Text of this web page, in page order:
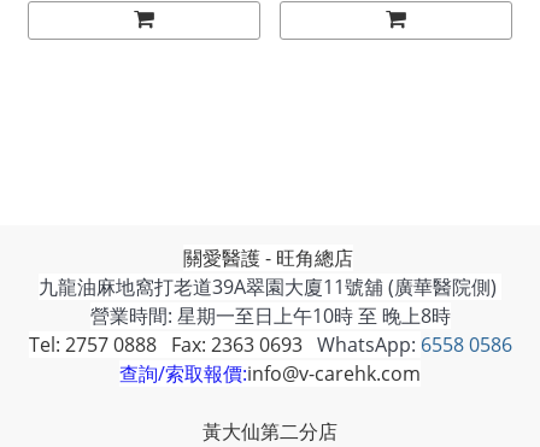
關愛醫護 - 旺角總店
九龍油麻地窩打老道39A翠園大廈11號舖 (廣華醫院側)
營業時間: 星期一至日上午10時 至 晚上8時
Tel: 2757 0888 Fax: 2363 0693WhatsApp: 6558 0586
查詢/索取報價:info@v-carehk.com
黃大仙第二分店